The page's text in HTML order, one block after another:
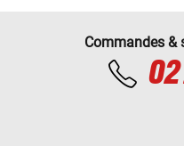
Commandes &